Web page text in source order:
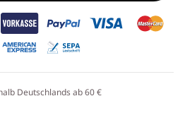
Deutschlands ab 60 €